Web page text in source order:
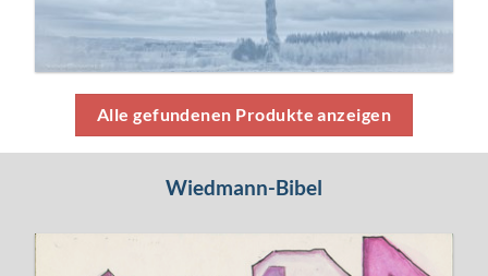
Alle gefundenen Produkte anzeigen
Wiedmann-Bibel